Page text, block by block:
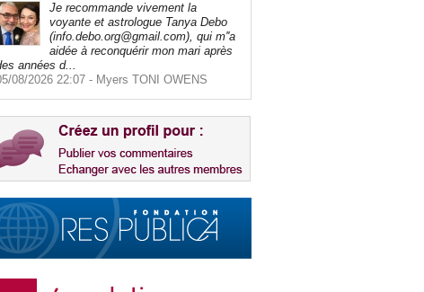
Je recommande vivement la
voyante et astrologue Tanya Debo
(info.debo.org@gmail.com), qui m''a
aidée à reconquérir mon mari après
années d...
08/2026 22:07 - Myers TONI OWENS